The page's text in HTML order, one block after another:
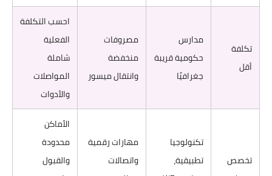
تكلفة
أقل
مدارس
حكومية قريبة
جغرافيًا
مصروفات
منخفضة
وانتقال ميسور
احسب التكلفة
الفعلية
شاملة
المواصلات
والأدوات
تخصص
تكنولوجيا
تطبيقية،
مهارات رقمية
واتصالات
الأماكن
محدودة
والقبول